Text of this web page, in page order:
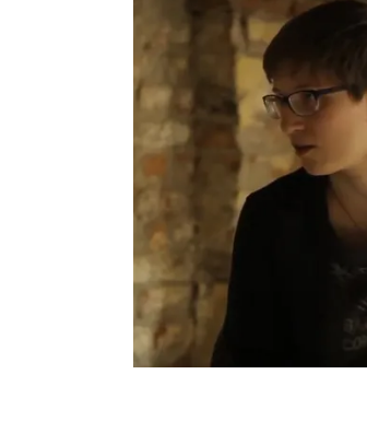
Reda o internetu i uticaju
novih tehnologija na
svakodnevni život